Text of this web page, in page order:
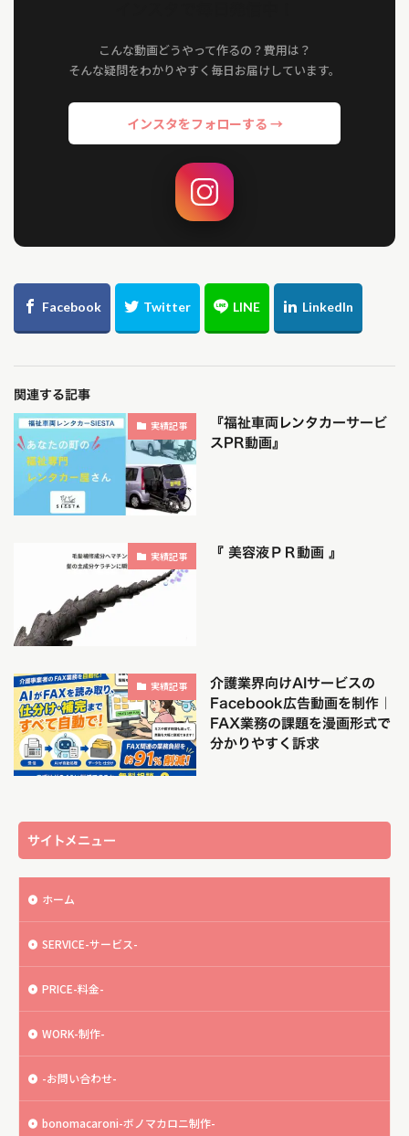
こんな動画どうやって作るの？費用は？
そんな疑問をわかりやすく毎日お届けしています。
インスタをフォローする →
関連する記事
実績記事
『福祉車両レンタカーサービ
スPR動画』
実績記事 『 美容液ＰＲ動画 』
実績記事
介護業界向けAIサービスの
Facebook広告動画を制作｜
FAX業務の課題を漫画形式で
分かりやすく訴求
サイトメニュー
ホーム
SERVICE-サービス-
PRICE-料金-
WORK-制作-
-お問い合わせ-
bonomacaroni-ボノマカロニ制作-